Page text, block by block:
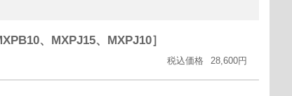
、MXPJ15、MXPJ10］
税込価格 28,600円